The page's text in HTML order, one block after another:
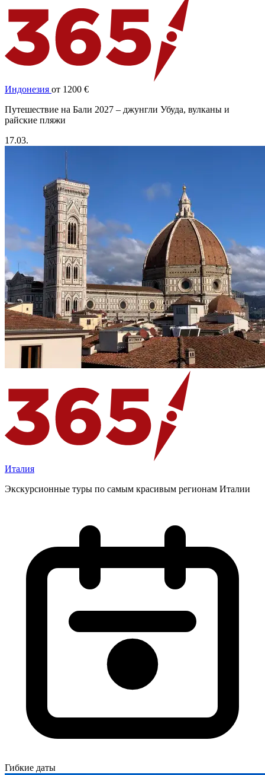
Индонезия от 1200 €
Путешествие на Бали 2027 – джунгли Убуда, вулканы и
райские пляжи
17.03.
Италия
Экскурсионные туры по самым красивым регионам Италии
Гибкие даты